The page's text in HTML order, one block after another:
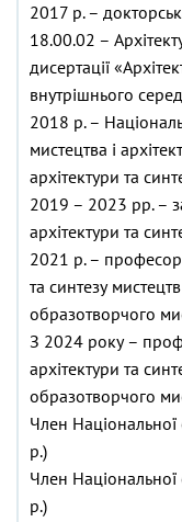
2017 р. –
18.00.02 –
дисертації
внутрішнього
2018 р. –
мистецтва і
архітектури та
2019 – 2023 рр. –
архітектури та
2021 р. – професор
та синтезу
образотворчого
З 2024 року –
архітектури та
образотворчого
Член
р.)
Член Національної
р.)